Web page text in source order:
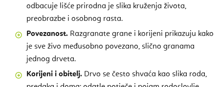
odbacuje lišće prirodna je slika kruženja života,
preobrazbe i osobnog rasta.
Povezanost. Razgranate grane i korijeni prikazuju kako
je sve živo međusobno povezano, slično granama
jednog drveta.
Korijeni i obitelj. Drvo se često shvaća kao slika roda,